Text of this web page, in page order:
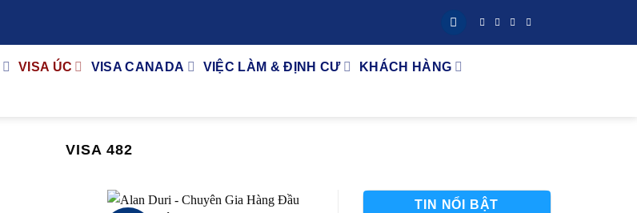
VISA ÚC VISA CANADA VIỆC LÀM & ĐỊNH CƯ KHÁCH HÀNG
VISA 482
TIN NỔI BẬT